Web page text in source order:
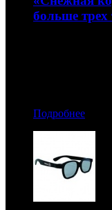
больше
Подробнее